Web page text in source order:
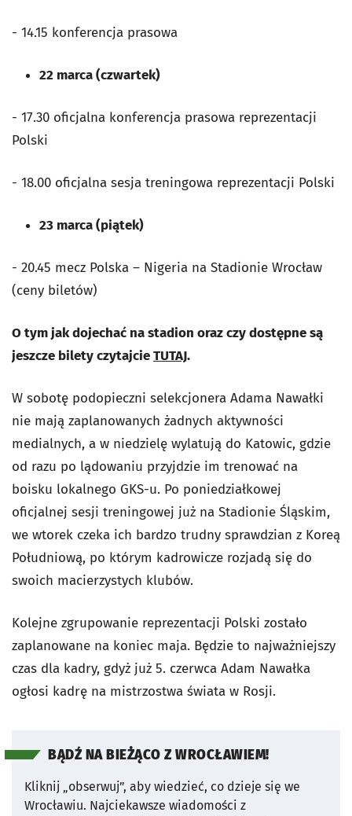
- 14.15 konferencja prasowa
22 marca (czwartek)
- 17.30 oficjalna konferencja prasowa reprezentacji
Polski
- 18.00 oficjalna sesja treningowa reprezentacji Polski
23 marca (piątek)
- 20.45 mecz Polska – Nigeria na Stadionie Wrocław
(ceny biletów)
O tym jak dojechać na stadion oraz czy dostępne są
jeszcze bilety czytajcieTUTAJ.
W sobotę podopieczni selekcjonera Adama Nawałki
nie mają zaplanowanych żadnych aktywności
medialnych, a w niedzielę wylatują do Katowic, gdzie
od razu po lądowaniu przyjdzie im trenować na
boisku lokalnego GKS-u. Po poniedziałkowej
oficjalnej sesji treningowej już na Stadionie Śląskim,
we wtorek czeka ich bardzo trudny sprawdzian z Koreą
Południową, po którym kadrowicze rozjadą się do
swoich macierzystych klubów.
Kolejne zgrupowanie reprezentacji Polski zostało
zaplanowane na koniec maja. Będzie to najważniejszy
czas dla kadry, gdyż już 5. czerwca Adam Nawałka
ogłosi kadrę na mistrzostwa świata w Rosji.
BĄDŹ NA BIEŻĄCO Z WROCŁAWIEM!
Kliknij „obserwuj”, aby wiedzieć, co dzieje się we
Wrocławiu. Najciekawsze wiadomości z